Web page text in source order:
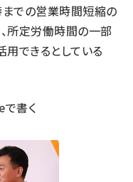
までの営業時間短縮の
所定労働時間の一部
用できるとしている
書く